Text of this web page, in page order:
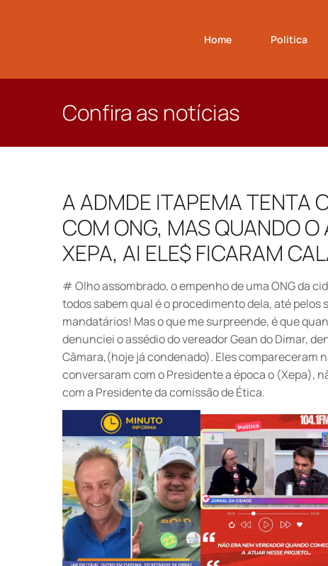
Home Politica
Confira as notícias
A ADMDE ITAPEMA TENTA
COM ONG, MAS QUANDO
XEPA, AI ELE$ FICARAM
# Olho assombrado, o empenho de uma ONG da
todos sabem qual é o procedimento dela, até pelos
mandatários! Mas o que me surpreende, é que
denunciei o assédio do vereador Gean do Dimar,
Câmara,(hoje já condenado). Eles compareceram
conversaram com o Presidente a época o (Xepa),
com a Presidente da comissão de Ética.